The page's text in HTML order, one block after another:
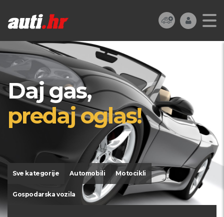
Daj gas,
predaj oglas!
Sve kategorije Automobili Motocikli
Gospodarska vozila